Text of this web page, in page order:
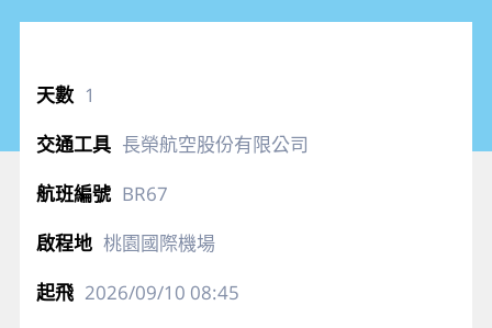
1
長榮航空股份有限公司
BR67
桃園國際機場
2026/09/10 08:45